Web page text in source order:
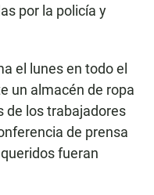
por la policía y
el lunes en todo el
un almacén de ropa
de los trabajadores
de prensa
fueran